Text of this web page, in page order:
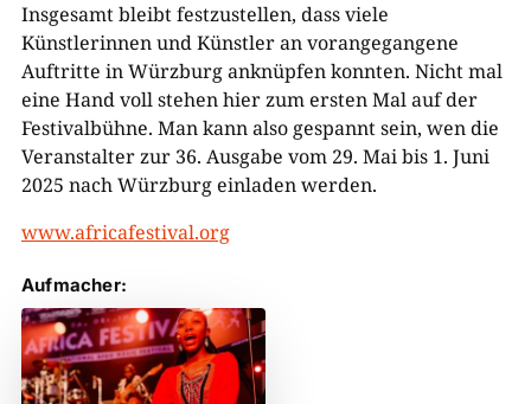
Insgesamt bleibt festzustellen, dass viele
Künstlerinnen und Künstler an vorangegangene
Auftritte in Würzburg anknüpfen konnten. Nicht mal
eine Hand voll stehen hier zum ersten Mal auf der
Festivalbühne. Man kann also gespannt sein, wen die
Veranstalter zur 36. Ausgabe vom 29. Mai bis 1. Juni
2025 nach Würzburg einladen werden.
www.africafestival.org
Aufmacher: